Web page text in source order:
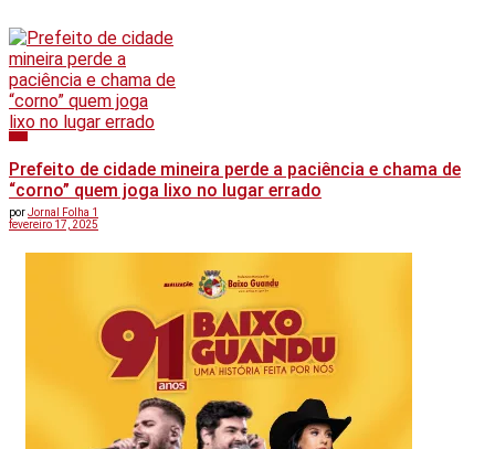
Prefeito de cidade mineira perde a paciência e chama de
“corno” quem joga lixo no lugar errado
porJornal Folha 1
fevereiro 17, 2025